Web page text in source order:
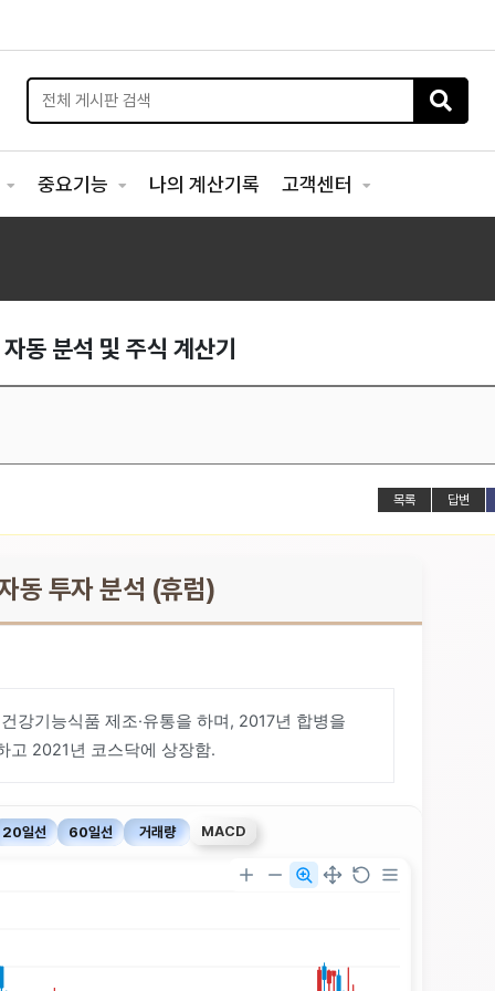
중요기능 나의 계산기록 고객센터
동 분석 및 주식 계산기
목록 답변
동 투자 분석 (휴럼)
강기능식품 제조·유통을 하며, 2017년 합병을
고 2021년 코스닥에 상장함.
20일선 60일선 거래량 MACD